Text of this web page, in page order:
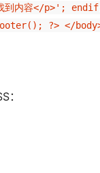
到内容</p>';
?> </
：